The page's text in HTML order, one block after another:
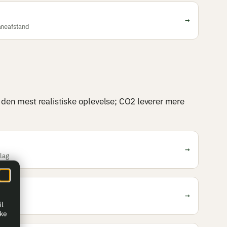
→
mest realistiske oplevelse; CO2 leverer mere
→
→